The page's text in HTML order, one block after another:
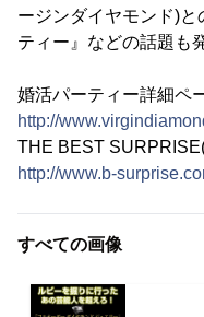
ージンダイヤモンド)
ティー』などの話題も
婚活パーティー詳細ペ
http://
THE BEST
http://www.b-
すべての画像